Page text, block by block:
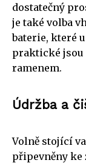
dostatečný
je také volba
baterie, které
praktické jsou
ramenem.
Údržba a
Volně stojící
připevněny